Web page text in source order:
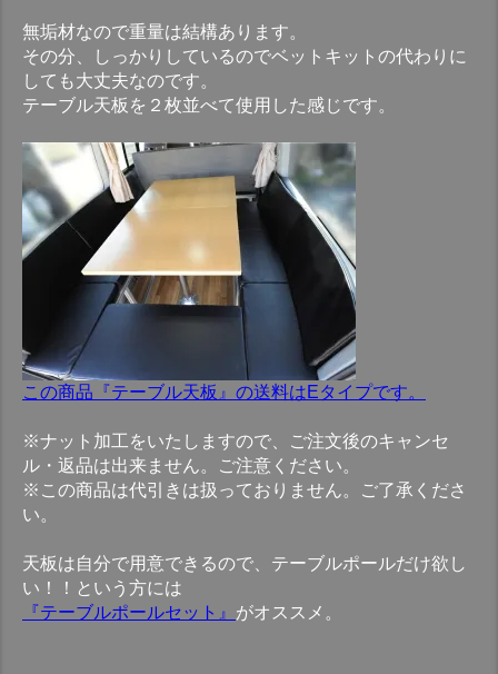
無垢材なので重量は結構あります。
その分、しっかりしているのでベットキットの代わりに
しても大丈夫なのです。
テーブル天板を２枚並べて使用した感じです。
この商品『テーブル天板』の送料はEタイプです。
※ナット加工をいたしますので、ご注文後のキャンセ
ル・返品は出来ません。ご注意ください。
※この商品は代引きは扱っておりません。ご了承くださ
い。
天板は自分で用意できるので、テーブルポールだけ欲し
い！！という方には
『テーブルポールセット』 がオススメ。